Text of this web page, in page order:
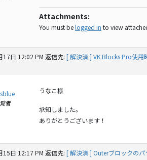
Attachments:
You must belogged in to view
17日 12:02 PM 返信先: [ 解決済 ] VK Blocks Pro使用
者
うなこ様
承知しました。
ありがとうございます！
15日 12:17 PM 返信先: [ 解決済 ] Outerブロックの